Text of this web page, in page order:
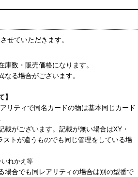
せていただきます。
庫数・販売価格になります。
る場合がございます。
】
リティで同名カードの物は基本同じカード
載がございます。記載が無い場合はXY・
ストが違うものでも同じ管理をしている場
れかえ等
場合でも同レアリティの場合は別の型番で